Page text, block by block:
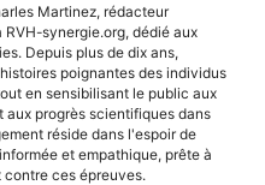
Martinez, rédacteur
RVH-synergie.org, dédié aux
Depuis plus de dix ans,
poignantes des individus
en sensibilisant le public aux
progrès scientifiques dans
réside dans l'espoir de
et empathique, prête à
ces épreuves.